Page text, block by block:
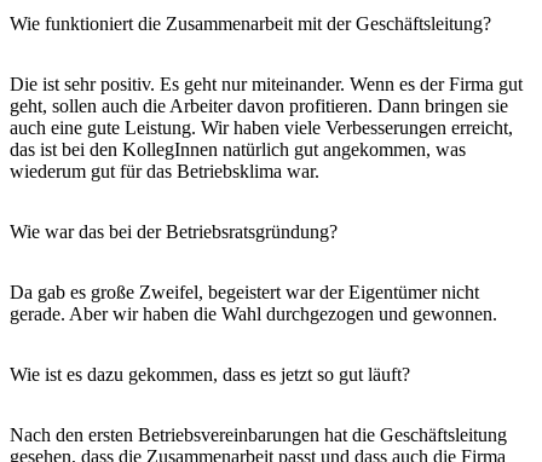
Wie funktioniert die Zusammenarbeit mit der Geschäftsleitung?
Die ist sehr positiv. Es geht nur miteinander. Wenn es der Firma gut
geht, sollen auch die Arbeiter davon profitieren. Dann bringen sie
auch eine gute Leistung. Wir haben viele Verbesserungen erreicht,
das ist bei den KollegInnen natürlich gut angekommen, was
wiederum gut für das Betriebsklima war.
Wie war das bei der Betriebsratsgründung?
Da gab es große Zweifel, begeistert war der Eigentümer nicht
gerade. Aber wir haben die Wahl durchgezogen und gewonnen.
Wie ist es dazu gekommen, dass es jetzt so gut läuft?
Nach den ersten Betriebsvereinbarungen hat die Geschäftsleitung
gesehen, dass die Zusammenarbeit passt und dass auch die Firma